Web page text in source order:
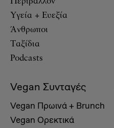
Υγεία + Ευεξία
Άνθρωποι
Ταξίδια
Podcasts
Vegan Συνταγές
Vegan Πρωινά + Brunch
Vegan Ορεκτικά